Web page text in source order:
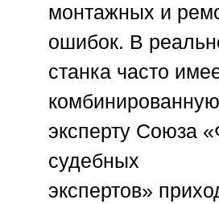
монтажных и
ошибок. В
станка часто
эксперту Союза
судебных
экспертов»